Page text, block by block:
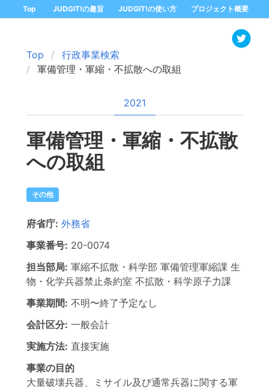
Top JUDGIT!の趣旨 JUDGIT!の使い方 プロジェクト概要
Top
行政事業検索
軍備管理・軍縮・不拡散への取組
2021
軍備管理・軍縮・不拡散
への取組
その他
府省庁: 外務省
事業番号: 20-0074
担当部局: 軍縮不拡散・科学部 軍備管理軍縮課 生
物・化学兵器禁止条約室 不拡散・科学原子力課
事業期間: 不明〜終了予定なし
会計区分: 一般会計
実施方法: 直接実施
事業の目的
大量破壊兵器、ミサイル及び通常兵器に関する軍